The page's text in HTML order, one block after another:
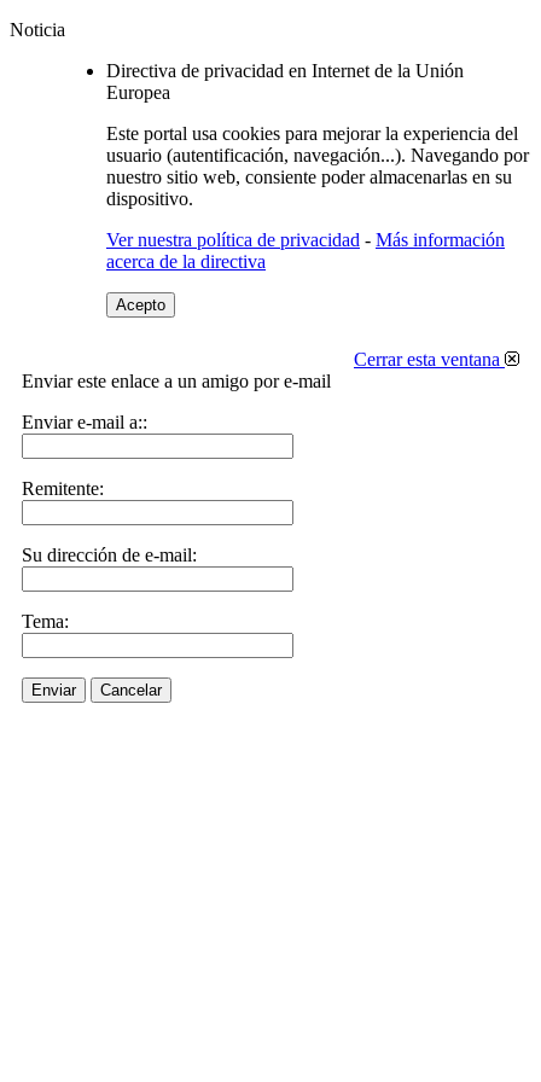
Noticia
Directiva de privacidad en Internet de la Unión
Europea
Este portal usa cookies para mejorar la experiencia del
usuario (autentificación, navegación...). Navegando por
nuestro sitio web, consiente poder almacenarlas en su
dispositivo.
Ver nuestra política de privacidad - Más información
acerca de la directiva
Acepto
Cerrar esta ventana
Enviar este enlace a un amigo por e-mail
Enviar e-mail a::
Remitente:
Su dirección de e-mail:
Tema:
Enviar Cancelar